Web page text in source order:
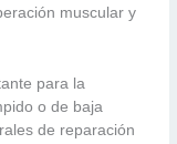
muscular y
para la
o de baja
de reparación